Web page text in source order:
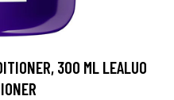
300 ML LEALUO